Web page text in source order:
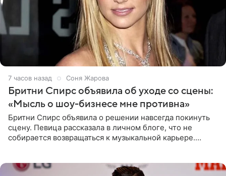
7 часов назад Соня Жарова
Бритни Спирс объявила об уходе со сцены:
«Мысль о шоу-бизнесе мне противна»
Бритни Спирс объявила о решении навсегда покинуть
сцену. Певица рассказала в личном блоге, что не
собирается возвращаться к музыкальной карьере.